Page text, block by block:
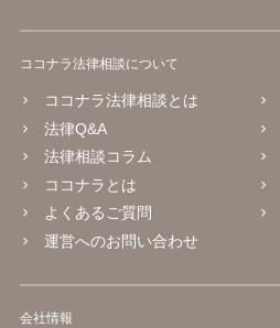
ココナラ法律相談について
ココナラ法律相談とは
法律Q&A
法律相談コラム
ココナラとは
よくあるご質問
運営へのお問い合わせ
会社情報